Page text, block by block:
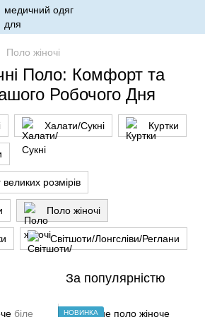
Поло жіночі
Поло: Комфорт та
Робочого Дня
Халати/Сукні Куртки
розмірів
Поло жіночі
Світшоти/Лонгсліви/Реглани
За популярністю
НОВИНКА